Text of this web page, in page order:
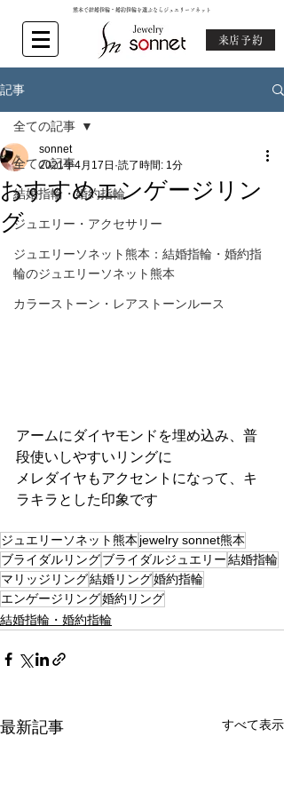
熊本で結婚指輪・婚約指輪を選ぶならジュエリーソネット
来店予約
記事
全ての記事
結婚指輪・婚約指輪
ジュエリー・アクセサリー
ジュエリーソネット熊本：結婚指輪・婚約指
輪のジュエリーソネット熊本
カラーストーン・レアストーンルース
全ての記事
おすすめエンゲージリン
グ
sonnet
2021年4月17日 読了時間: 1分
アームにダイヤモンドを埋め込み、普
段使いしやすいリングに
メレダイヤもアクセントになって、キ
ラキラとした印象です
ジュエリーソネット熊本 jewelry sonnet熊本
ブライダルリングブライダルジュエリー結婚指輪
マリッジリング結婚リング婚約指輪
エンゲージリング婚約リング
結婚指輪・婚約指輪
最新記事 すべて表示